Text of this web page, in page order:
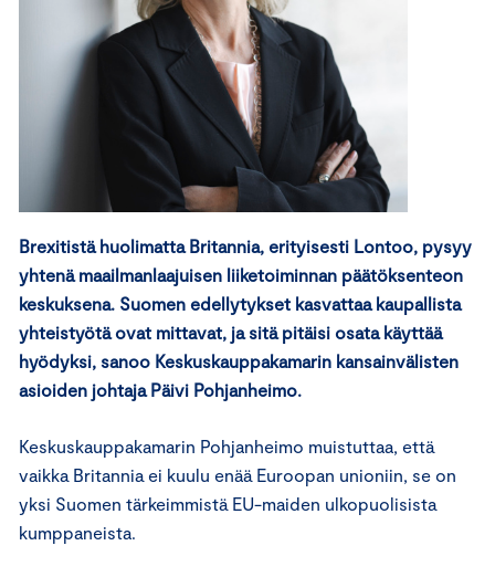
Brexitistä huolimatta Britannia, erityisesti Lontoo, pysyy
yhtenä maailmanlaajuisen liiketoiminnan päätöksenteon
keskuksena. Suomen edellytykset kasvattaa kaupallista
yhteistyötä ovat mittavat, ja sitä pitäisi osata käyttää
hyödyksi, sanoo Keskuskauppakamarin kansainvälisten
asioiden johtaja Päivi Pohjanheimo.
Keskuskauppakamarin Pohjanheimo muistuttaa, että
vaikka Britannia ei kuulu enää Euroopan unioniin, se on
yksi Suomen tärkeimmistä EU-maiden ulkopuolisista
kumppaneista.